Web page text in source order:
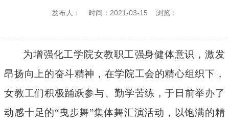
发布人： 时间：2021-03-15 浏览：
为增强化工学院女教职工强身健体意识，激发
昂扬向上的奋斗精神，在学院工会的精心组织下，
女教工们积极踊跃参与、勤学苦练，于日前举办了
动感十足的“曳步舞”集体舞汇演活动，以饱满的精